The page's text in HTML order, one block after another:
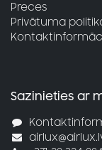
Preces
Privātuma
Sazinieties ar